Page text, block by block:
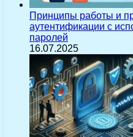
Принципы работы и
аутентификации с
паролей
16.07.2025